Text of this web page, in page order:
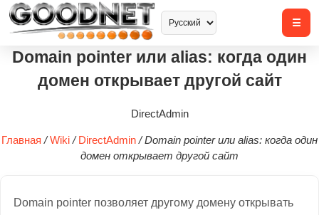
Domain pointer или alias: когда один
домен открывает другой сайт
DirectAdmin
Главная / Wiki / DirectAdmin / Domain pointer или alias: когда один
домен открывает другой сайт
Domain pointer позволяет другому домену открывать